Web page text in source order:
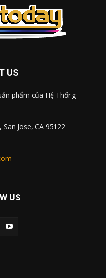
US
phẩm của Hệ Thống
Jose, CA 95122
US